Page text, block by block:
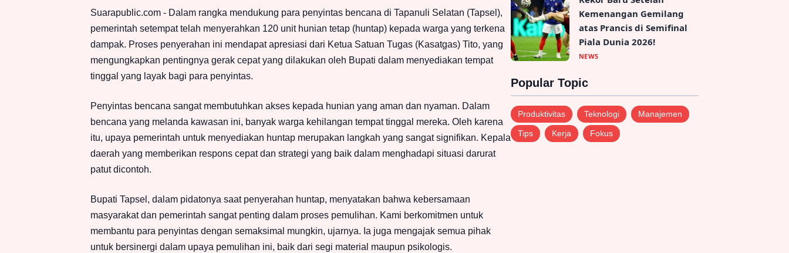
Suarapublic.com - Dalam rangka mendukung para penyintas bencana di Tapanuli Selatan (Tapsel),
pemerintah setempat telah menyerahkan 120 unit hunian tetap (huntap) kepada warga yang terkena
dampak. Proses penyerahan ini mendapat apresiasi dari Ketua Satuan Tugas (Kasatgas) Tito, yang
mengungkapkan pentingnya gerak cepat yang dilakukan oleh Bupati dalam menyediakan tempat
tinggal yang layak bagi para penyintas.
Penyintas bencana sangat membutuhkan akses kepada hunian yang aman dan nyaman. Dalam
bencana yang melanda kawasan ini, banyak warga kehilangan tempat tinggal mereka. Oleh karena
itu, upaya pemerintah untuk menyediakan huntap merupakan langkah yang sangat signifikan. Kepala
daerah yang memberikan respons cepat dan strategi yang baik dalam menghadapi situasi darurat
patut dicontoh.
Bupati Tapsel, dalam pidatonya saat penyerahan huntap, menyatakan bahwa kebersamaan
masyarakat dan pemerintah sangat penting dalam proses pemulihan. Kami berkomitmen untuk
membantu para penyintas dengan semaksimal mungkin, ujarnya. Ia juga mengajak semua pihak
untuk bersinergi dalam upaya pemulihan ini, baik dari segi material maupun psikologis.
Kemenangan Gemilang
atas Prancis di Semifinal
Piala Dunia 2026!
NEWS
Popular Topic
Produktivitas Teknologi Manajemen
Tips Kerja Fokus